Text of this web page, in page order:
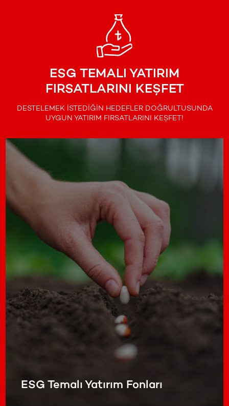
ESG TEMALI YATIRIM
FIRSATLARINI KEŞFET
DESTELEMEK İSTEDİĞİN HEDEFLER DOĞRULTUSUNDA
UYGUN YATIRIM FIRSATLARINI KEŞFET!
ESG Temalı Yatırım Fonları